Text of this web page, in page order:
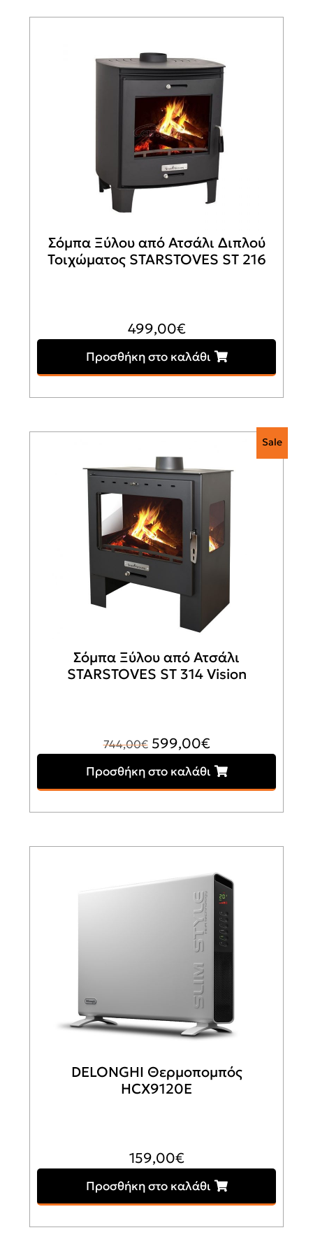
Σόμπα Ξύλου από Ατσάλι Διπλού
Τοιχώματος STARSTOVES ST 216
499,00€
Προσθήκη στο καλάθι
Sale
Σόμπα Ξύλου από Ατσάλι
STARSTOVES ST 314 Vision
744,00€ Original
was:
599,00€Η
τρέχουσα
τιμή
Προσθήκη στο καλάθι
DELONGHI Θερμοπομπός
HCX9120E
159,00€
Προσθήκη στο καλάθι